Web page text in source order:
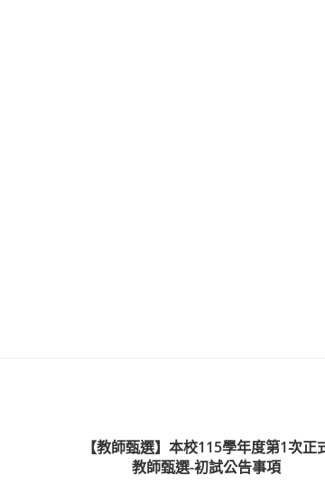
【教師甄選】本校115學年度第1次正
教師甄選-初試公告事項